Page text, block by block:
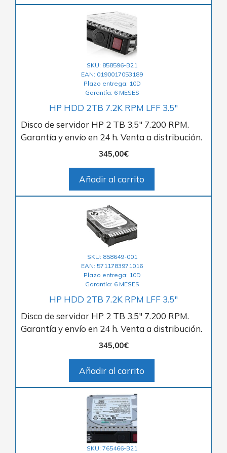
SKU: 858596-B21
EAN: 0190017053189
Plazo entrega: 10D
Garantía: 6 MESES
HP HDD 2TB 7.2K RPM LFF 3.5″
Disco de servidor HP 2 TB 3,5″ 7.200 RPM.
Garantía y envío en 24 h. Venta a distribución.
345,00€
Añadir al carrito
SKU: 858649-001
EAN: 5711783971016
Plazo entrega: 10D
Garantía: 6 MESES
HP HDD 2TB 7.2K RPM LFF 3.5″
Disco de servidor HP 2 TB 3,5″ 7.200 RPM.
Garantía y envío en 24 h. Venta a distribución.
345,00€
Añadir al carrito
SKU: 765466-B21